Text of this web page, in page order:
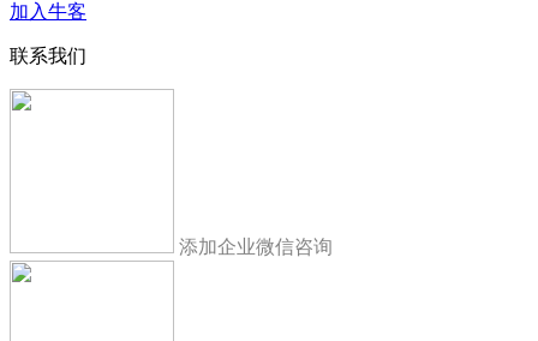
加入牛客
联系我们
添加企业微信咨询